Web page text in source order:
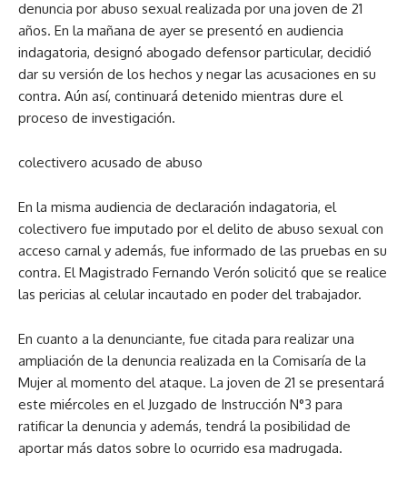
denuncia por abuso sexual realizada por una joven de 21
años. En la mañana de ayer se presentó en audiencia
indagatoria, designó abogado defensor particular, decidió
dar su versión de los hechos y negar las acusaciones en su
contra. Aún así, continuará detenido mientras dure el
proceso de investigación.
colectivero acusado de abuso
En la misma audiencia de declaración indagatoria, el
colectivero fue imputado por el delito de abuso sexual con
acceso carnal y además, fue informado de las pruebas en su
contra. El Magistrado Fernando Verón solicitó que se realice
las pericias al celular incautado en poder del trabajador.
En cuanto a la denunciante, fue citada para realizar una
ampliación de la denuncia realizada en la Comisaría de la
Mujer al momento del ataque. La joven de 21 se presentará
este miércoles en el Juzgado de Instrucción N°3 para
ratificar la denuncia y además, tendrá la posibilidad de
aportar más datos sobre lo ocurrido esa madrugada.